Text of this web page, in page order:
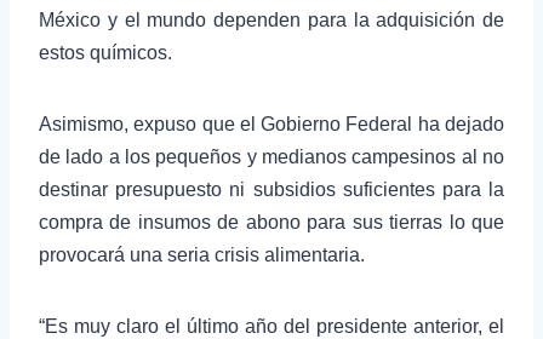
México y el mundo dependen para la adquisición de
estos químicos.
Asimismo, expuso que el Gobierno Federal ha dejado
de lado a los pequeños y medianos campesinos al no
destinar presupuesto ni subsidios suficientes para la
compra de insumos de abono para sus tierras lo que
provocará una seria crisis alimentaria.
“Es muy claro el último año del presidente anterior, el